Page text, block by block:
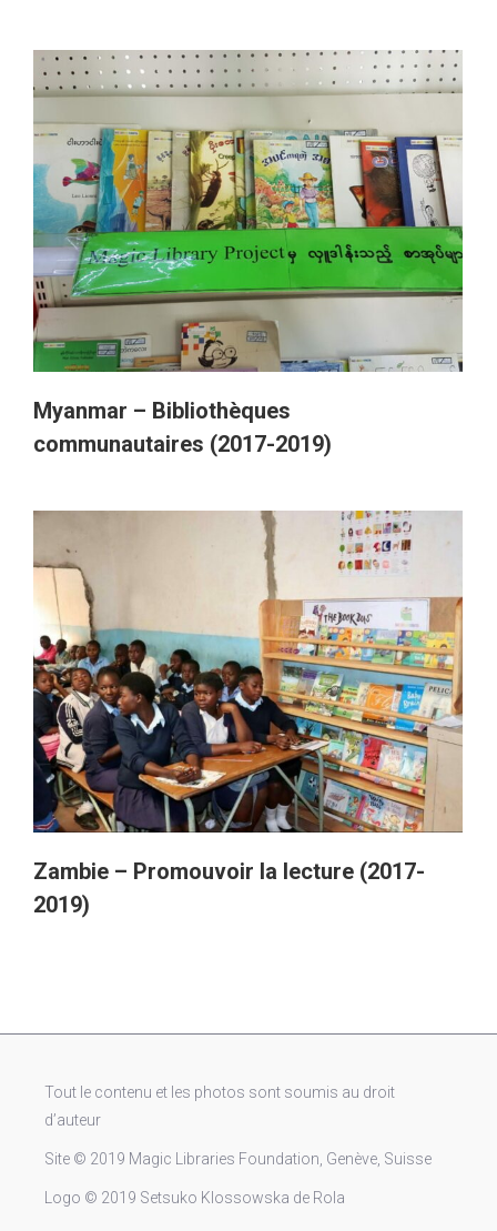
Myanmar – Bibliothèques
communautaires (2017-2019)
Zambie – Promouvoir la lecture (2017-
2019)
Tout le contenu et les photos sont soumis au droit
d’auteur
Site © 2019 Magic Libraries Foundation, Genève, Suisse
Logo © 2019 Setsuko Klossowska de Rola